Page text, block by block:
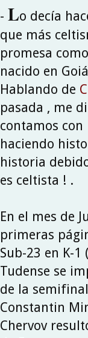
- Lo decía
que más
promesa
nacido en
Hablando de
pasada , me
contamos
haciendo
historia
es celtista ! .
En el mes de
primeras
Sub-23 en K-
Tudense se
de la
Constantin
Chervov